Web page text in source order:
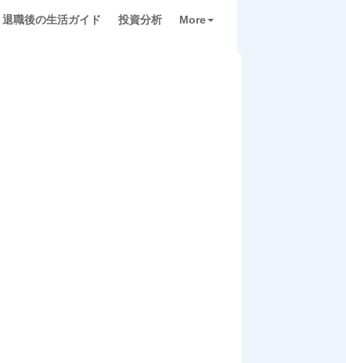
退職後の生活ガイド 投資分析 More